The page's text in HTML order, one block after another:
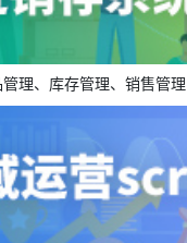
理、库存管理、销售管理